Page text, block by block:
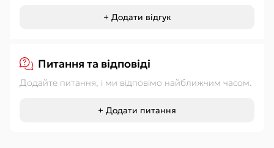
+ Додати відгук
Питання та відповіді
Додайте питання, і ми відповімо найближчим часом.
+ Додати питання